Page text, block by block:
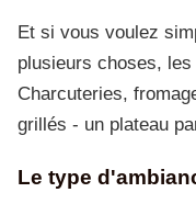
Et si vous voulez
plusieurs choses,
Charcuteries,
grillés - un plateau
Le type